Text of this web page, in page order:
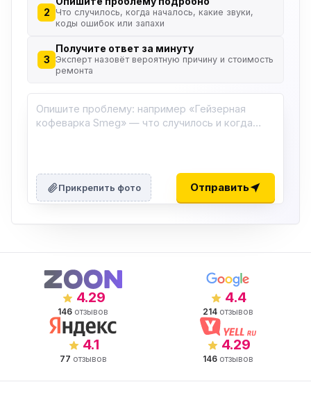
2
Что случилось, когда началось, какие звуки,
коды ошибок или запахи
3
Получите ответ за минуту
Эксперт назовёт вероятную причину и стоимость
ремонта
Прикрепить фото Отправить
4.29
146 отзывов
4.4
214 отзывов
4.1
77 отзывов
4.29
146 отзывов